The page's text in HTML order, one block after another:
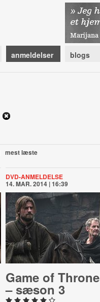
anmeldelser blogs
mest læste
DVD-ANMELDELSE
14. MAR. 2014 | 16:39
Game of
– sæson 3